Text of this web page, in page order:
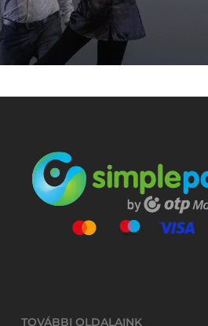
TOVÁBBI OLDALAINK